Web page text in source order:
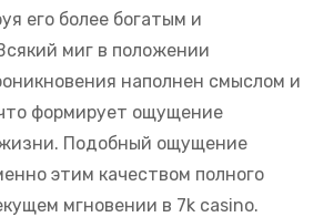
его более богатым и
миг в положении
наполнен смыслом и
формирует ощущение
Подобный ощущение
этим качеством полного
мгновении в 7k casino.